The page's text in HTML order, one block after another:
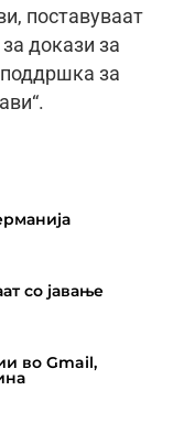
поставуваат
докази за
за
со јавање
во Gmail,